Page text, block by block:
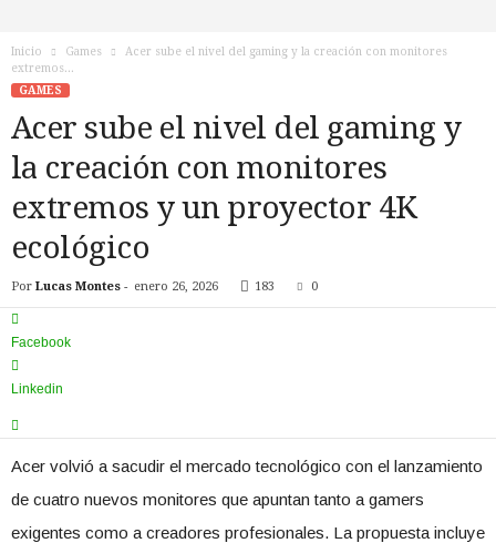
Inicio Games
Acer sube el nivel del gaming y la creación con monitores
extremos...
GAMES
Acer sube el nivel del gaming y
la creación con monitores
extremos y un proyector 4K
ecológico
Por Lucas Montes - enero 26, 2026 183 0
Facebook
Linkedin
Acer volvió a sacudir el mercado tecnológico con el lanzamiento
de cuatro nuevos monitores que apuntan tanto a gamers
exigentes como a creadores profesionales. La propuesta incluye